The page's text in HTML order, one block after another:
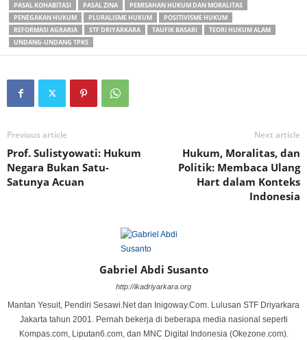
PASAL KOHABITASI
PASAL ZINA
PEMISAHAN HUKUM DAN MORALITAS
PENEGAKAN HUKUM
PLURALISME HUKUM
POSITIVISME HUKUM
REFORMASI AGRARIA
STF DRIYARKARA TAUFIK BASARI
TEORI HUKUM ALAM
UNDANG-UNDANG TPKS
Previous article
Prof. Sulistyowati: Hukum
Negara Bukan Satu-
Satunya Acuan
Next article
Hukum, Moralitas, dan
Politik: Membaca Ulang
Hart dalam Konteks
Indonesia
Gabriel Abdi Susanto
http://ikadriyarkara.org
Mantan Yesuit, Pendiri Sesawi.Net dan Inigoway.Com. Lulusan STF Driyarkara
Jakarta tahun 2001. Pernah bekerja di beberapa media nasional seperti
Kompas.com, Liputan6.com, dan MNC Digital Indonesia (Okezone.com).